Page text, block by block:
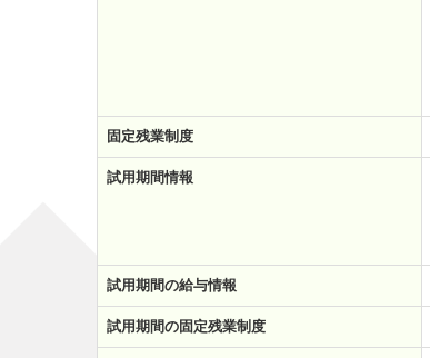
固定残業制度
試用期間情報
試用期間の給与情報
試用期間の固定残業制度